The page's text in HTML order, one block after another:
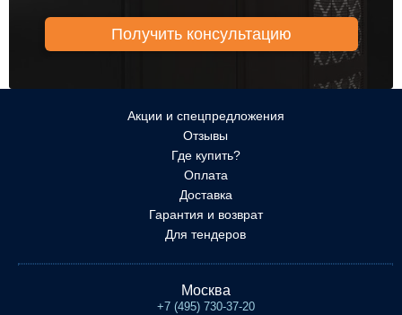
Акции и спецпредложения
Отзывы
Где купить?
Оплата
Доставка
Гарантия и возврат
Для тендеров
Москва
+7 (495) 730-37-20